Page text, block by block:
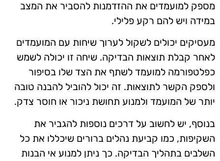
מספק למועמדים את ההזדמנות להסביר את המצב
במידה ויש להם רקע פלילי.
מעסיקים יכולים לשקול לערוך שיחות עם המועמדים
לאחר קבלת תוצאות הבדיקה. שיחה זו יכולה לשמש
כפלטפורמה למועמד לשתף את הצד שלו בסיפור
ולספק הקשר לתוצאות. זה יכול להוביל להבנה טובה
יותר של המועמד ולמנוע תחושת ניכור או חוסר צדק.
בנוסף, יש לחשוב על דרכים נוספות להגביר את
השקיפות, כמו קביעת נהלים ברורים שיכללו את כל
השלבים בתהליך הבדיקה. כך ניתן למנוע אי הבנות